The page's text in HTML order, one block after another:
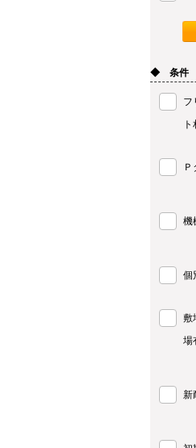
◆ 条件
フ
機
個
敷
場
新